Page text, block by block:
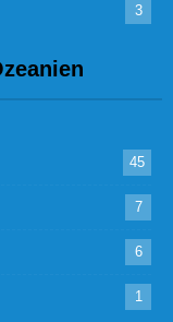
3
45
7
6
1